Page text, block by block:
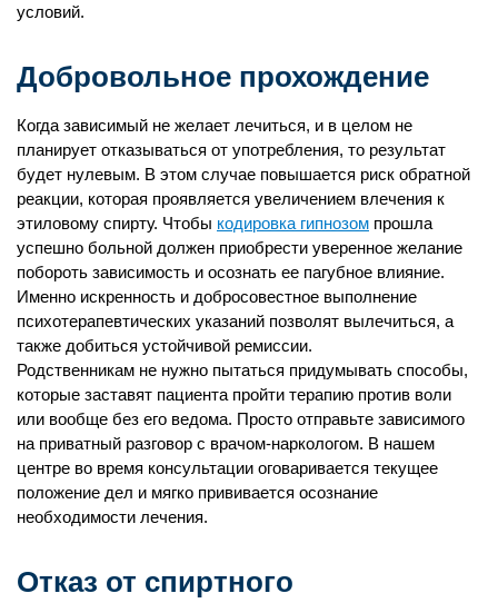
условий.
Добровольное прохождение
Когда зависимый не желает лечиться, и в целом не
планирует отказываться от употребления, то результат
будет нулевым. В этом случае повышается риск обратной
реакции, которая проявляется увеличением влечения к
этиловому спирту. Чтобы кодировка гипнозом прошла
успешно больной должен приобрести уверенное желание
побороть зависимость и осознать ее пагубное влияние.
Именно искренность и добросовестное выполнение
психотерапевтических указаний позволят вылечиться, а
также добиться устойчивой ремиссии.
Родственникам не нужно пытаться придумывать способы,
которые заставят пациента пройти терапию против воли
или вообще без его ведома. Просто отправьте зависимого
на приватный разговор с врачом-наркологом. В нашем
центре во время консультации оговаривается текущее
положение дел и мягко прививается осознание
необходимости лечения.
Отказ от спиртного